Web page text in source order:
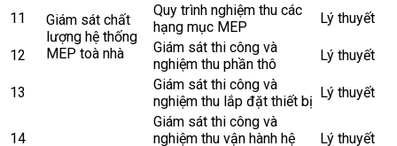
Giám sát chất
lượng hệ thống
MEP toà nhà
11
Quy trình nghiệm thu các
hạng mục MEP
Lý thuyết
12
Giám sát thi công và
nghiệm thu phần thô
Lý thuyết
13
Giám sát thi công và
nghiệm thu lắp đặt thiết bị
Lý thuyết
14
Giám sát thi công và
nghiệm thu vận hành hệ
Lý thuyết